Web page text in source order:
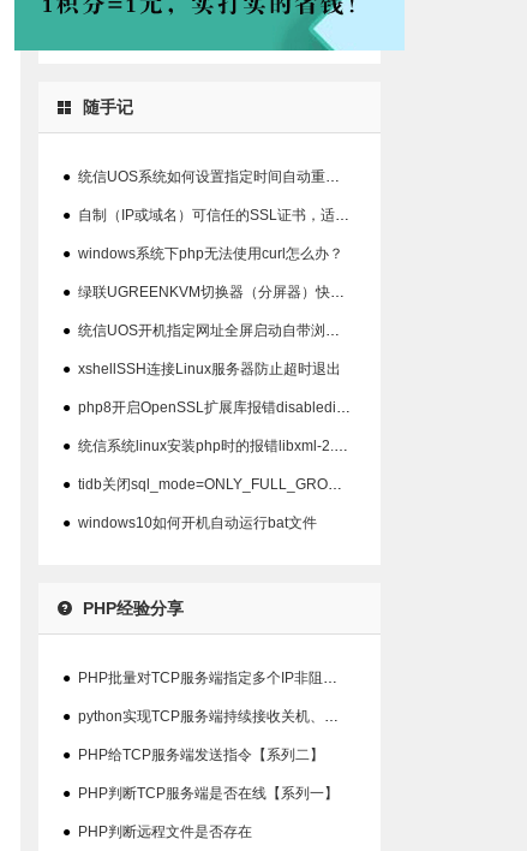
随手记
● 统信UOS系统如何设置指定时间自动重启系统的方法
● 自制（IP或域名）可信任的SSL证书，适用360、chrome等浏览器
● windows系统下php无法使用curl怎么办？
● 绿联UGREENKVM切换器（分屏器）快捷键丢失解决办法
● 统信UOS开机指定网址全屏启动自带浏览器以及屏蔽ALT+F4关闭
● xshellSSH连接Linux服务器防止超时退出
● php8开启OpenSSL扩展库报错disabledinstallext
● 统信系统linux安装php时的报错libxml-2.0>=2.7.6
● tidb关闭sql_mode=ONLY_FULL_GROUP_BY模式
● windows10如何开机自动运行bat文件
PHP经验分享
● PHP批量对TCP服务端指定多个IP非阻塞检查在线状态
● python实现TCP服务端持续接收关机、重启指令并输出结果【系列三】
● PHP给TCP服务端发送指令【系列二】
● PHP判断TCP服务端是否在线【系列一】
● PHP判断远程文件是否存在